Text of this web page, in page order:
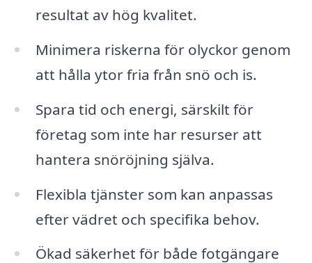
resultat av hög kvalitet.
Minimera riskerna för olyckor genom
att hålla ytor fria från snö och is.
Spara tid och energi, särskilt för
företag som inte har resurser att
hantera snöröjning själva.
Flexibla tjänster som kan anpassas
efter vädret och specifika behov.
Ökad säkerhet för både fotgängare